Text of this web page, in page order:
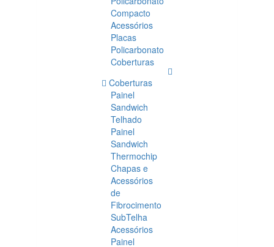
Compacto
Acessórios
Placas
Policarbonato
Coberturas
Coberturas
Painel
Sandwich
Telhado
Painel
Sandwich
Thermochip
Chapas e
Acessórios
de
Fibrocimento
SubTelha
Acessórios
Painel